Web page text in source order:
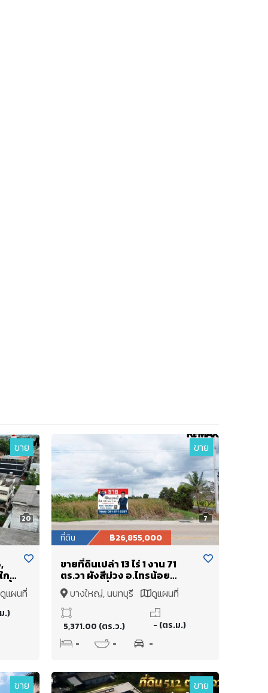
20
ขาย
กล้
น
ดูแผนที่
.)
7
ขาย
ที่ดิน ฿26,855,000
ขายที่ดินเปล่า 13 ไร่ 1 งาน 71
ตร.วา ผังสีม่วง อ.ไทรน้อย
จ.นนทบุรี ที่แปลงสวยติด
ถนน2ด้าน ราคาดีมาก
บางใหญ่, นนทบุรี ดูแผนที่
5,371.00 (ตร.ว.)
- (ตร.ม.)
-
- -
ขาย ขาย